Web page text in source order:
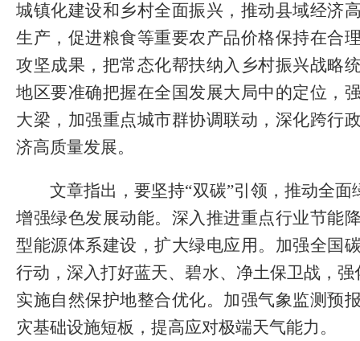
城镇化建设和乡村全面振兴，推动县域经济
生产，促进粮食等重要农产品价格保持在合
攻坚成果，把常态化帮扶纳入乡村振兴战略
地区要准确把握在全国发展大局中的定位，
大梁，加强重点城市群协调联动，深化跨行
济高质量发展。
文章指出，要坚持“双碳”引领，推动全面
增强绿色发展动能。深入推进重点行业节能
型能源体系建设，扩大绿电应用。加强全国
行动，深入打好蓝天、碧水、净土保卫战，
实施自然保护地整合优化。加强气象监测预
灾基础设施短板，提高应对极端天气能力。